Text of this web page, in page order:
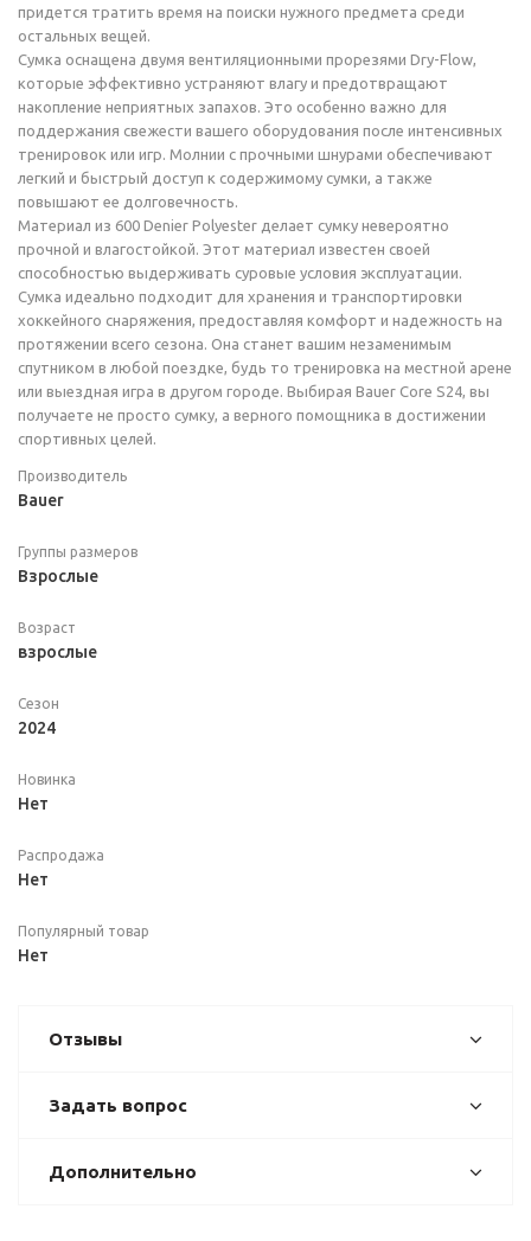
придется тратить время на поиски нужного предмета среди
остальных вещей.
Сумка оснащена двумя вентиляционными прорезями Dry-Flow,
которые эффективно устраняют влагу и предотвращают
накопление неприятных запахов. Это особенно важно для
поддержания свежести вашего оборудования после интенсивных
тренировок или игр. Молнии с прочными шнурами обеспечивают
легкий и быстрый доступ к содержимому сумки, а также
повышают ее долговечность.
Материал из 600 Denier Polyester делает сумку невероятно
прочной и влагостойкой. Этот материал известен своей
способностью выдерживать суровые условия эксплуатации.
Сумка идеально подходит для хранения и транспортировки
хоккейного снаряжения, предоставляя комфорт и надежность на
протяжении всего сезона. Она станет вашим незаменимым
спутником в любой поездке, будь то тренировка на местной арене
или выездная игра в другом городе. Выбирая Bauer Core S24, вы
получаете не просто сумку, а верного помощника в достижении
спортивных целей.
Производитель
Bauer
Группы размеров
Взрослые
Возраст
взрослые
Сезон
2024
Новинка
Нет
Распродажа
Нет
Популярный товар
Нет
Отзывы
Задать вопрос
Дополнительно